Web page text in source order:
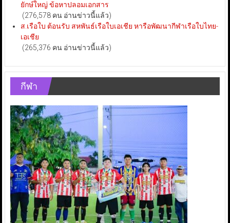
ยักษ์ใหญ่ ข้อหาปลอมเอกสาร
(276,578 คน อ่านข่าวนี้แล้ว)
ส.เรือใบ ต้อนรับ สหพันธ์เรือใบเอเชีย หารือพัฒนากีฬาเรือใบไทย-
เอเชีย
(265,376 คน อ่านข่าวนี้แล้ว)
กีฬา